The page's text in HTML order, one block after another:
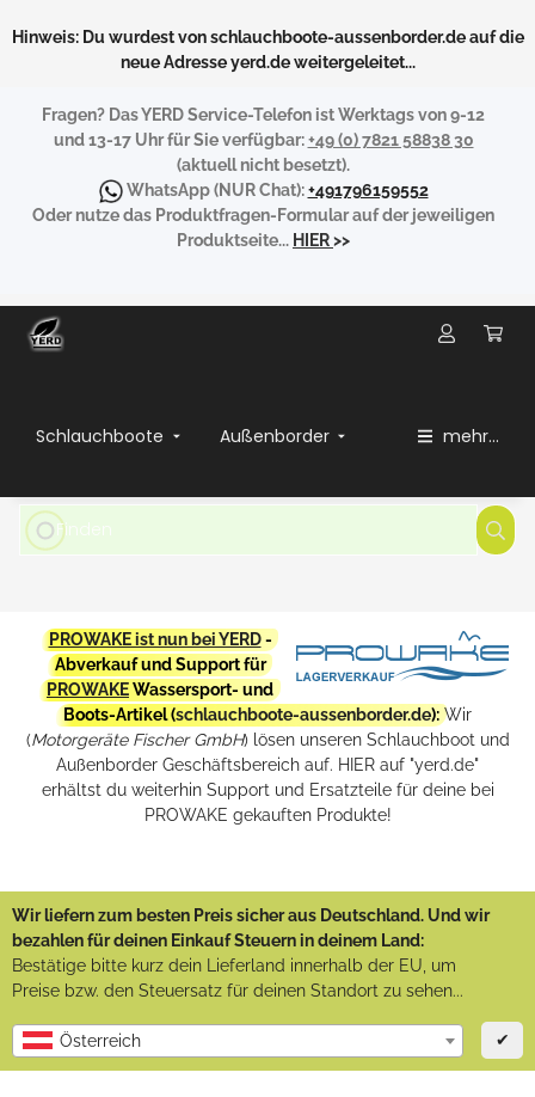
Hinweis: Du wurdest von schlauchboote-aussenborder.de auf die
neue Adresse yerd.de weitergeleitet...
Fragen? Das YERD Service-Telefon ist Werktags von 9-12
und 13-17 Uhr für Sie verfügbar:+49 (0) 7821 58838 30
(aktuell nicht besetzt).
WhatsApp(NUR Chat):+491796159552
Oder nutze das Produktfragen-Formular auf der jeweiligen
Produktseite... HIER>>
Schlauchboote Außenborder mehr...
PROWAKE ist nun bei YERD-
Abverkauf und Support für
PROWAKEWassersport- und
Boots-Artikel (schlauchboote-aussenborder.de): Wir
(Motorgeräte Fischer GmbH) lösen unseren Schlauchboot und
Außenborder Geschäftsbereich auf. HIER auf "yerd.de"
erhältst du weiterhin Support und Ersatzteile für deine bei
PROWAKE gekauften Produkte!
Wir liefern zum besten Preis sicher aus Deutschland. Und wir
bezahlen für deinen Einkauf Steuern in deinem Land:
Bestätige bitte kurz dein Lieferland innerhalb der EU, um
Preise bzw. den Steuersatz für deinen Standort zu sehen...
Österreich ✔